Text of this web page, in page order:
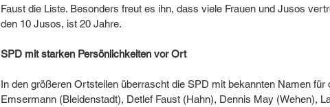
Faust die Liste. Besonders freut es ihn, dass viele Frauen und Jusos
den 10 Jusos, ist 20 Jahre.
SPD mit starken Persönlichkeiten vor Ort
In den größeren Ortsteilen überrascht die SPD mit bekannten Namen
Emsermann (Bleidenstadt), Detlef Faust (Hahn), Dennis May (Wehen),